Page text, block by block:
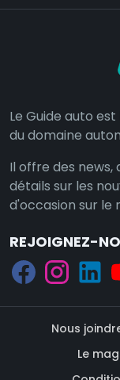
Le Guide auto
du domaine
Il offre des news,
détails sur les
d'occasion sur le
REJOIGNEZ-
Nous
Le mag